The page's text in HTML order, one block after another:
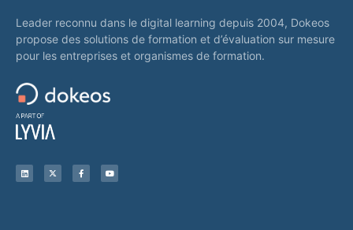
Leader reconnu dans le digital learning depuis 2004, Dokeos
propose des solutions de formation et d’évaluation sur mesure
pour les entreprises et organismes de formation.